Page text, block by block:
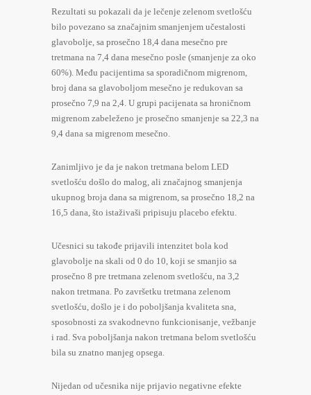
Rezultati su pokazali da je lečenje zelenom svetlošću
bilo povezano sa značajnim smanjenjem učestalosti
glavobolje, sa prosečno 18,4 dana mesečno pre
tretmana na 7,4 dana mesečno posle (smanjenje za oko
60%). Među pacijentima sa sporadičnom migrenom,
broj dana sa glavoboljom mesečno je redukovan sa
prosečno 7,9 na 2,4. U grupi pacijenata sa hroničnom
migrenom zabeleženo je prosečno smanjenje sa 22,3 na
9,4 dana sa migrenom mesečno.
Zanimljivo je da je nakon tretmana belom LED
svetlošću došlo do malog, ali značajnog smanjenja
ukupnog broja dana sa migrenom, sa prosečno 18,2 na
16,5 dana, što istaživaši pripisuju placebo efektu.
Učesnici su takođe prijavili intenzitet bola kod
glavobolje na skali od 0 do 10, koji se smanjio sa
prosečno 8 pre tretmana zelenom svetlošću, na 3,2
nakon tretmana. Po završetku tretmana zelenom
svetlošću, došlo je i do poboljšanja kvaliteta sna,
sposobnosti za svakodnevno funkcionisanje, vežbanje
i rad. Sva poboljšanja nakon tretmana belom svetlošću
bila su znatno manjeg opsega.
Nijedan od učesnika nije prijavio negativne efekte